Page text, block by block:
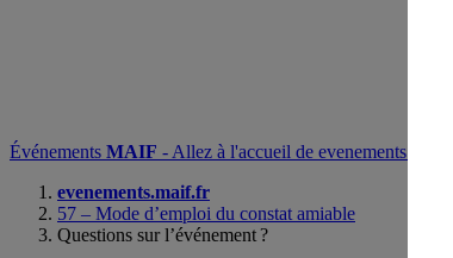
Événements MAIF - Allez à l'accueil de evenements.maif.fr
evenements.maif.fr
57 – Mode d’emploi du constat amiable
Questions sur l’événement ?